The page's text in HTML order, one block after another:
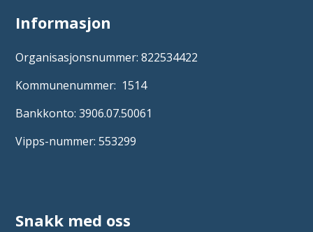
Informasjon
Organisasjonsnummer: 822534422
Kommunenummer: 1514
Bankkonto: 3906.07.50061
Vipps-nummer: 553299
Snakk med oss